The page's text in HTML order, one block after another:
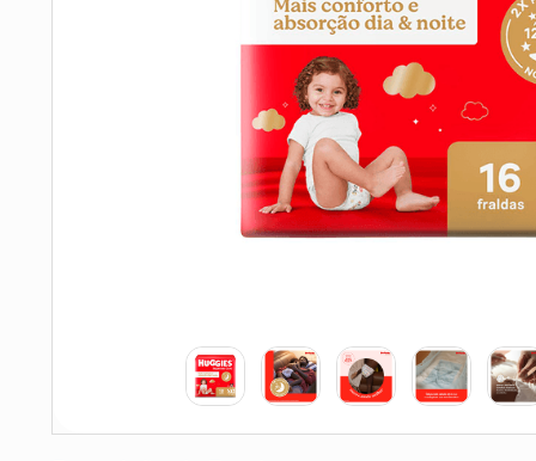
9º esmalte
10ºabsorvente